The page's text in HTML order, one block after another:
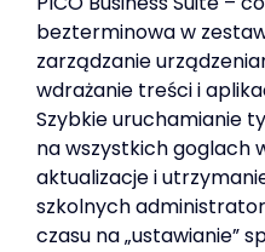
bezterminowa w
zarządzanie
wdrażanie treści i
Szybkie uruchamianie
na wszystkich goglach
aktualizacje i
szkolnych
czasu na „ustawianie”